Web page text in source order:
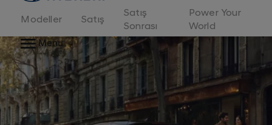
Modeller Satış
Satış
Sonrası
Power Your
World
Menu